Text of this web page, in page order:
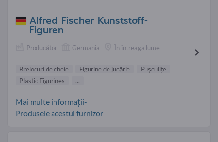
Alfred Fischer Kunststoff-
Figuren
Producător Germania În întreaga lume
Brelocuri de cheie Figurine de jucărie
Puşculiţe
Plastic Figurines
...
Mai multe informații-
Produsele acestui furnizor